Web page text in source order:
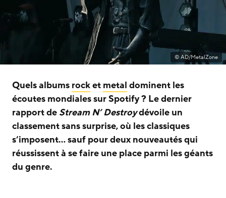
© AD/MetalZone
Quels albums rocket metal dominent les
écoutes mondiales sur Spotify ? Le dernier
rapport de Stream N’ Destroydévoile un
classement sans surprise, où les classiques
s’imposent… sauf pour deux nouveautés qui
réussissent à se faire une place parmi les géants
du genre.